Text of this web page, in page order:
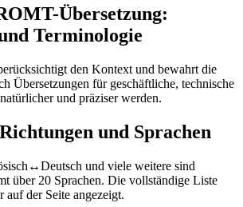
Übersetzung:
Terminologie
den Kontext und bewahrt die
Übersetzungen für geschäftliche, technische
und präziser werden.
und Sprachen
und viele weitere sind
über 20 Sprachen. Die vollständige Liste
der Seite angezeigt.